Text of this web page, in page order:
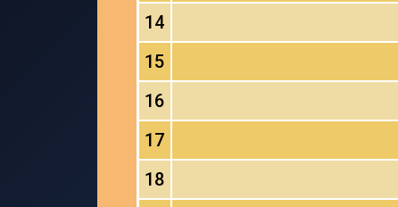
14
15
16
17
18